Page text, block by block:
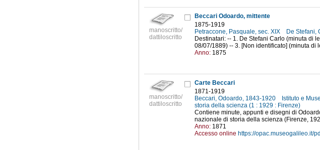
manoscritto/
dattiloscritto
Beccari Odoardo, mittente
1875-1919
Petraccone, Pasquale, sec. XIX
De Stefani,
Destinatari: -- 1. De Stefani Carlo (minuta di
08/07/1889) -- 3. [Non identificato] (minuta di
Anno: 1875
manoscritto/
dattiloscritto
Carte Beccari
1871-1919
Beccari, Odoardo, 1843-1920
Istituto e
storia della scienza (1 : 1929 : Firenze)
Contiene minute, appunti e disegni di
nazionale di storia della scienza (Firenze,
Anno: 1871
Accesso online https://opac.museogalileo.it/